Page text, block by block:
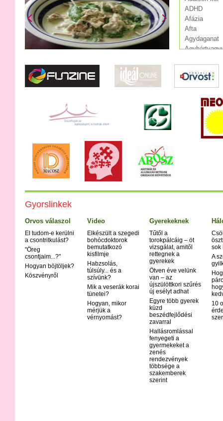
ADHD
Afázia
Afta
Agydaganat
Agyvérzés
Alkoholizmus
Allergia
Álmatlanság
Alzheimer-
Atópiás
Bipoláris
Bölcsőhalál
Bőrrák
Botulizmus
Bulimia
Crohn -
Csalánkiütés
Cushing-kór
Demencia
Disgrafia
Diszfágia
Gyorslinkek
Orvos válaszol
El tudom-e kerülni
a csontritkulást?
"Öreg
csontjaim...?"
Hogyan böjtöljek?
Köszvényről
Video
Elkészült a szegedi
bohócdoktorok
bemutatkozó
kisfilmje
Habzsolás,
túlsúly... és a
szívünk?
Mik a veserák korai
tünetei?
Hogyan, mikor
mérjük a
vérnyomást?
Gyerekeknek
Tűtől a
torokpálcáig – öt
vizsgálat, amitől
rettegnek a
gyerekek
Ötven éve velünk
van – az
újszülöttkori szűrés
új esélyt adhat
Egyre több gyerek
küzd
beszédfejlődési
zavarral
Hallásromlással
fenyegeti a
gyermekeket a
zenés
rendezvények
többsége a
szakemberek
szerint
sok
A
10